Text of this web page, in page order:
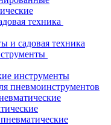
техника
и садовая техника
инструменты
пневмоинструментов